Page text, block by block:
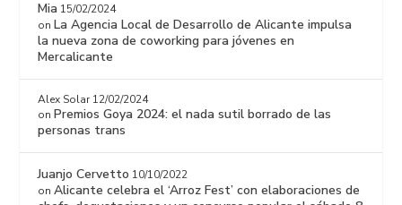
Mia 15/02/2024
on La Agencia Local de Desarrollo de Alicante impulsa
la nueva zona de coworking para jóvenes en
Mercalicante
Alex Solar 12/02/2024
on Premios Goya 2024: el nada sutil borrado de las
personas trans
Juanjo Cervetto 10/10/2022
onAlicante celebra el ‘Arroz Fest’ con elaboraciones de